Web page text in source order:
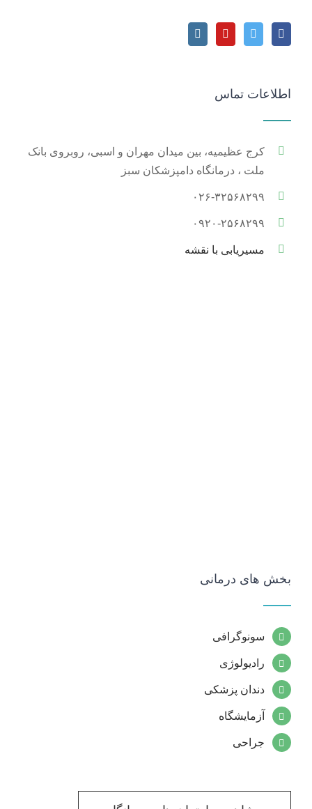
اطلاعات تماس
کرج عظیمیه، بین میدان مهران و اسبی، روبروی بانک
ملت ، درمانگاه دامپزشکان سبز
۰۲۶-۳۲۵۶۸۲۹۹
۰۹۲۰-۲۵۶۸۲۹۹
مسیریابی با نقشه
بخش های درمانی
سونوگرافی
رادیولوژی
دندان پزشکی
آزمایشگاه
جراحی